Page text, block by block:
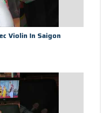
Violin In Saigon